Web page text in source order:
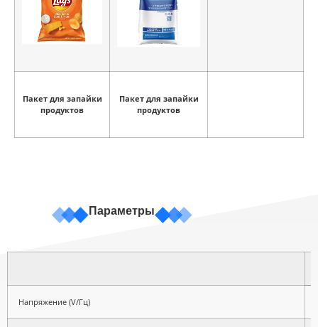
Пакет для запайки
продуктов
Пакет для запайки
продуктов
Параметры
Напряжение (V/Гц)